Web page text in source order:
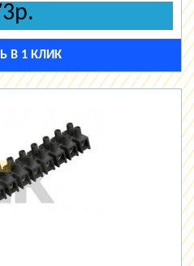
В 1 КЛИК